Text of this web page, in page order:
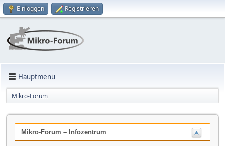
Einloggen Registrieren
Hauptmenü
Mikro-Forum
Mikro-Forum – Infozentrum